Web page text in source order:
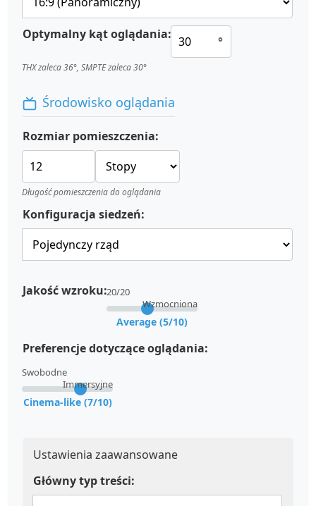
Optymalny kąt oglądania: °
THX zaleca 36°, SMPTE zaleca 30°
Środowisko oglądania
Rozmiar pomieszczenia:
Długość pomieszczenia do oglądania
Konfiguracja siedzeń:
Jakość wzroku:20/20
Wzmocniona
Average (5/10)
Preferencje dotyczące oglądania:
Swobodne
Immersyjne
Cinema-like (7/10)
Ustawienia zaawansowane
Główny typ treści: